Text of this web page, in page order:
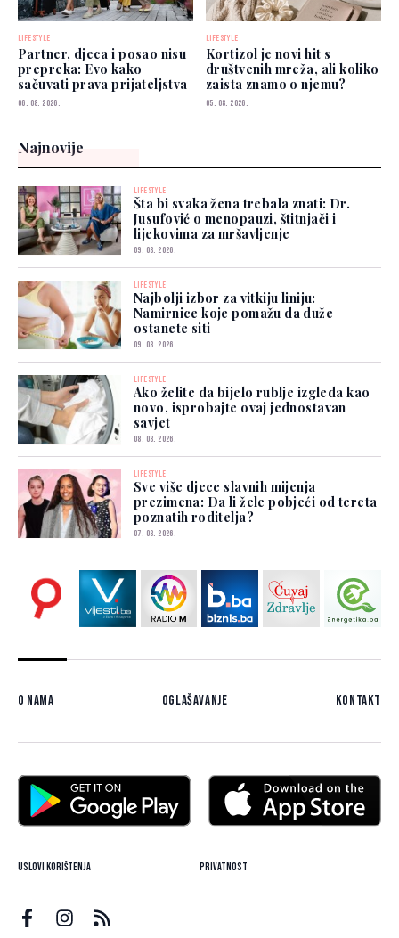
LIFESTYLE
Partner, djeca i posao nisu
prepreka: Evo kako
sačuvati prava prijateljstva
06. 08. 2026.
LIFESTYLE
Kortizol je novi hit s
društvenih mreža, ali koliko
zaista znamo o njemu?
05. 08. 2026.
Najnovije
LIFESTYLE
Šta bi svaka žena trebala znati: Dr.
Jusufović o menopauzi, štitnjači i
lijekovima za mršavljenje
09. 08. 2026.
LIFESTYLE
Najbolji izbor za vitkiju liniju:
Namirnice koje pomažu da duže
ostanete siti
09. 08. 2026.
LIFESTYLE
Ako želite da bijelo rublje izgleda kao
novo, isprobajte ovaj jednostavan
savjet
08. 08. 2026.
LIFESTYLE
Sve više djece slavnih mijenja
prezimena: Da li žele pobjeći od tereta
poznatih roditelja?
07. 08. 2026.
O nama Oglašavanje Kontakt
Uslovi korištenja Privatnost